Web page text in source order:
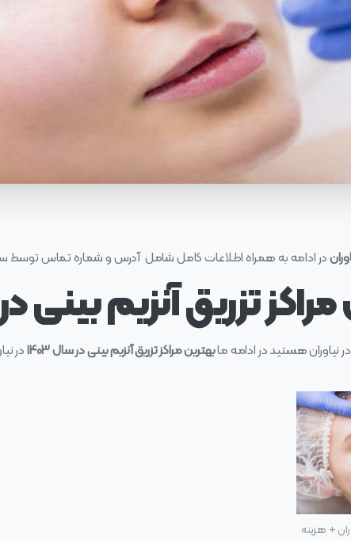
در ادامه به همراه اطلاعات کامل شامل آدرس و شماره تماس
تزریق آنزیم بینی
در نیاوران هستید در ادامه مابهترین مراکز تزریق آنزیم بینی در سال ۱۴۰۳ در
+ هزینه